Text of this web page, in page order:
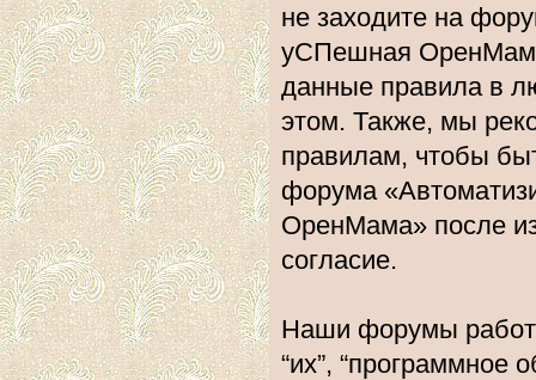
не заходите на
уСПешная
данные правила в
этом. Также, мы
правилам, чтобы
форума
ОренМама» после
согласие.
Наши форумы
“их”, “программное